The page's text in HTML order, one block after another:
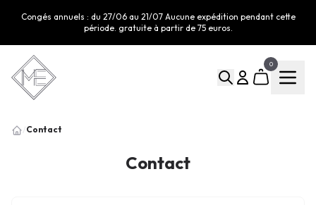
Congés annuels : du 27/06 au 21/07 Aucune expédition pendant cette
période. gratuite à partir de 75 euros.
0
/ Contact
Contact